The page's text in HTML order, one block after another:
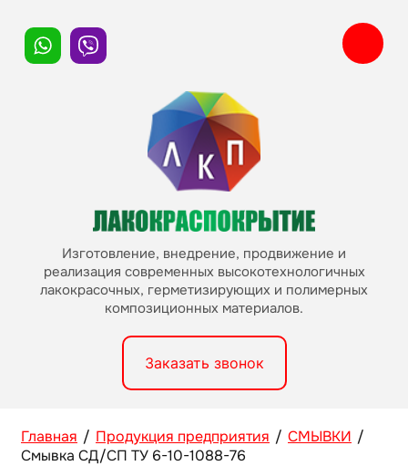
Изготовление, внедрение, продвижение и
реализация современных высокотехнологичных
лакокрасочных, герметизирующих и полимерных
композиционных материалов.
Заказать звонок
Главная / Продукция предприятия / СМЫВКИ /
Смывка СД/СП ТУ 6-10-1088-76